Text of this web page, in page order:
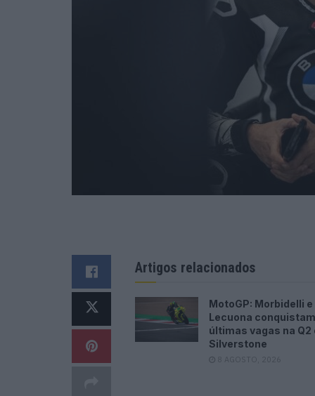
Artigos relacionados
MotoGP: Morbidelli e
Lecuona
últimas vagas na Q2
Silverstone
8 AGOSTO, 2026